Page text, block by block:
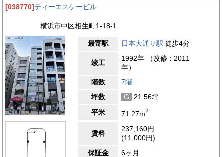
[038770]ティーエスケービル
横浜市中区相生町1-18-1
最寄駅 日本大通り駅 徒歩4分
竣工
1992年 （改修：2011
年）
階数
7階
坪数
G
21.56坪
平米
71.27m2
賃料
237,160円
(11,000円)
保証金
6ヶ月